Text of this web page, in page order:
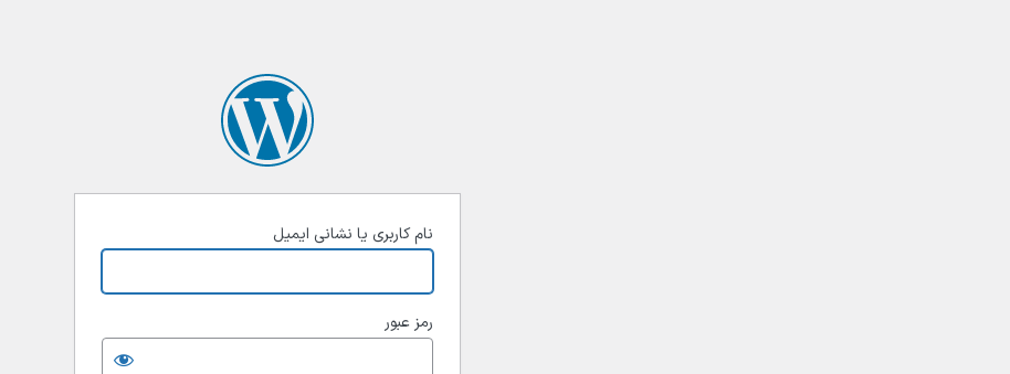
نام کاربری یا نشانی ایمیل
رمز عبور